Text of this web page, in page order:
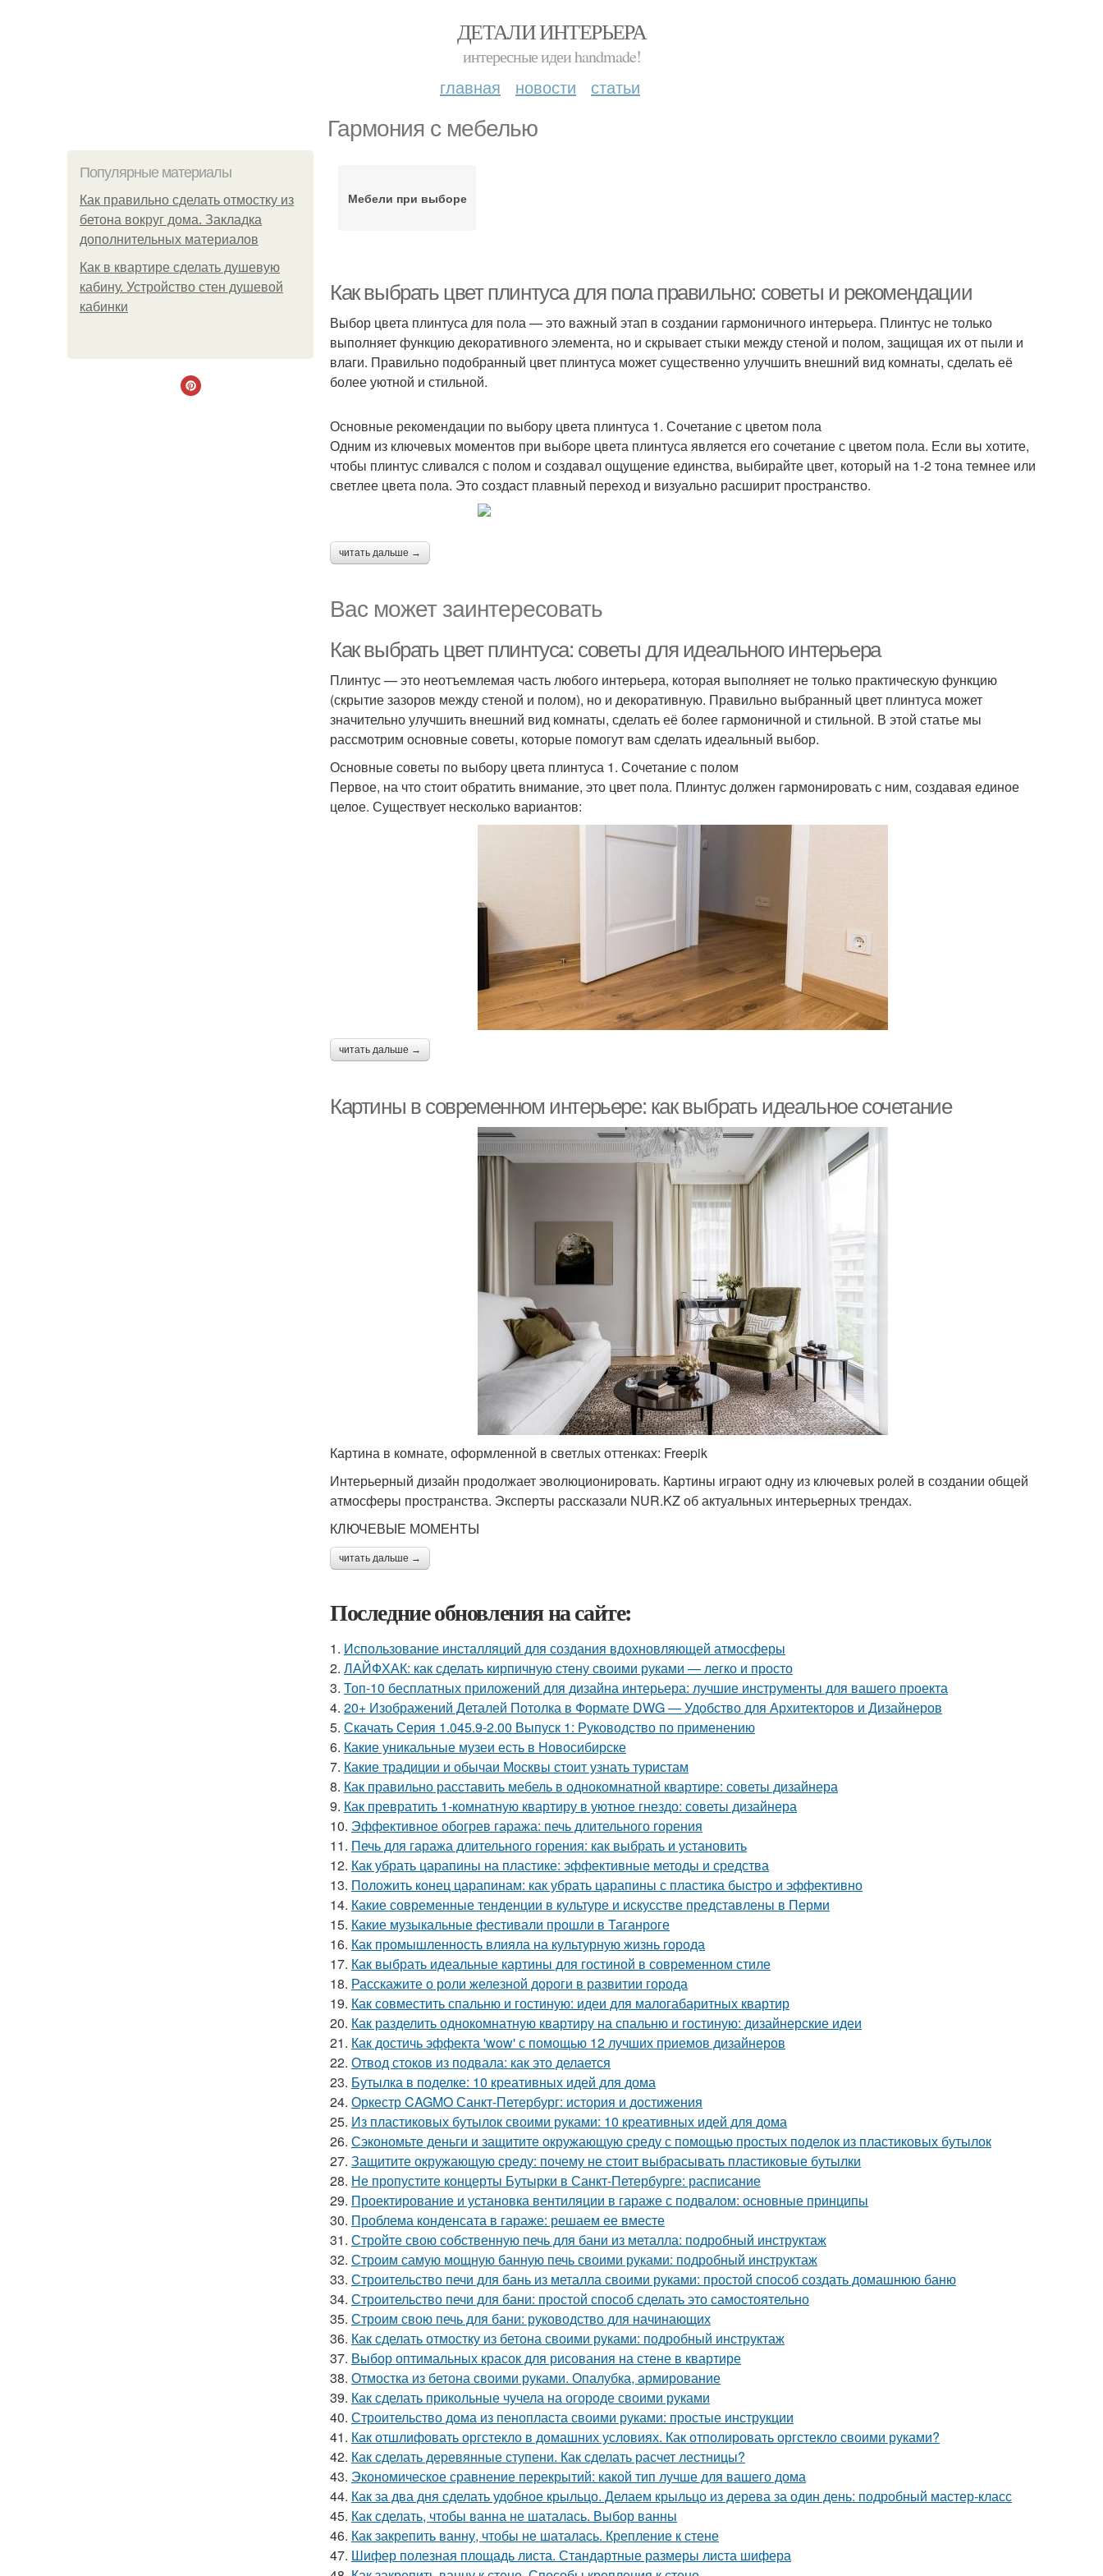
ДЕТАЛИ ИНТЕРЬЕРА
интересные идеи handmade!
главная новости статьи
Гармония с мебелью
Популярные материалы
Как правильно сделать отмостку из
бетона вокруг дома. Закладка
дополнительных материалов
Как в квартире сделать душевую
кабину. Устройство стен душевой
кабинки
Мебели при выборе
Как выбрать цвет плинтуса для пола правильно: советы и рекомендации
Выбор цвета плинтуса для пола — это важный этап в создании гармоничного интерьера. Плинтус не только
выполняет функцию декоративного элемента, но и скрывает стыки между стеной и полом, защищая их от пыли и
влаги. Правильно подобранный цвет плинтуса может существенно улучшить внешний вид комнаты, сделать её
более уютной и стильной.
Основные рекомендации по выбору цвета плинтуса 1. Сочетание с цветом пола
Одним из ключевых моментов при выборе цвета плинтуса является его сочетание с цветом пола. Если вы хотите,
чтобы плинтус сливался с полом и создавал ощущение единства, выбирайте цвет, который на 1-2 тона темнее или
светлее цвета пола. Это создаст плавный переход и визуально расширит пространство.
читать дальше →
Вас может заинтересовать
Как выбрать цвет плинтуса: советы для идеального интерьера
Плинтус — это неотъемлемая часть любого интерьера, которая выполняет не только практическую функцию
(скрытие зазоров между стеной и полом), но и декоративную. Правильно выбранный цвет плинтуса может
значительно улучшить внешний вид комнаты, сделать её более гармоничной и стильной. В этой статье мы
рассмотрим основные советы, которые помогут вам сделать идеальный выбор.
Основные советы по выбору цвета плинтуса 1. Сочетание с полом
Первое, на что стоит обратить внимание, это цвет пола. Плинтус должен гармонировать с ним, создавая единое
целое. Существует несколько вариантов:
читать дальше →
Картины в современном интерьере: как выбрать идеальное сочетание
Картина в комнате, оформленной в светлых оттенках: Freepik
Интерьерный дизайн продолжает эволюционировать. Картины играют одну из ключевых ролей в создании общей
атмосферы пространства. Эксперты рассказали NUR.KZ об актуальных интерьерных трендах.
КЛЮЧЕВЫЕ МОМЕНТЫ
читать дальше →
Последние обновления на сайте:
1. Использование инсталляций для создания вдохновляющей атмосферы
2. ЛАЙФХАК: как сделать кирпичную стену своими руками — легко и просто
3. Топ-10 бесплатных приложений для дизайна интерьера: лучшие инструменты для вашего проекта
4. 20+ Изображений Деталей Потолка в Формате DWG — Удобство для Архитекторов и Дизайнеров
5. Скачать Серия 1.045.9-2.00 Выпуск 1: Руководство по применению
6. Какие уникальные музеи есть в Новосибирске
7. Какие традиции и обычаи Москвы стоит узнать туристам
8. Как правильно расставить мебель в однокомнатной квартире: советы дизайнера
9. Как превратить 1-комнатную квартиру в уютное гнездо: советы дизайнера
10. Эффективное обогрев гаража: печь длительного горения
11. Печь для гаража длительного горения: как выбрать и установить
12. Как убрать царапины на пластике: эффективные методы и средства
13. Положить конец царапинам: как убрать царапины с пластика быстро и эффективно
14. Какие современные тенденции в культуре и искусстве представлены в Перми
15. Какие музыкальные фестивали прошли в Таганроге
16. Как промышленность влияла на культурную жизнь города
17. Как выбрать идеальные картины для гостиной в современном стиле
18. Расскажите о роли железной дороги в развитии города
19. Как совместить спальню и гостиную: идеи для малогабаритных квартир
20. Как разделить однокомнатную квартиру на спальню и гостиную: дизайнерские идеи
21. Как достичь эффекта 'wow' с помощью 12 лучших приемов дизайнеров
22. Отвод стоков из подвала: как это делается
23. Бутылка в поделке: 10 креативных идей для дома
24. Оркестр CAGMO Санкт-Петербург: история и достижения
25. Из пластиковых бутылок своими руками: 10 креативных идей для дома
26. Сэкономьте деньги и защитите окружающую среду с помощью простых поделок из пластиковых бутылок
27. Защитите окружающую среду: почему не стоит выбрасывать пластиковые бутылки
28. Не пропустите концерты Бутырки в Санкт-Петербурге: расписание
29. Проектирование и установка вентиляции в гараже с подвалом: основные принципы
30. Проблема конденсата в гараже: решаем ее вместе
31. Стройте свою собственную печь для бани из металла: подробный инструктаж
32. Строим самую мощную банную печь своими руками: подробный инструктаж
33. Строительство печи для бань из металла своими руками: простой способ создать домашнюю баню
34. Строительство печи для бани: простой способ сделать это самостоятельно
35. Строим свою печь для бани: руководство для начинающих
36. Как сделать отмостку из бетона своими руками: подробный инструктаж
37. Выбор оптимальных красок для рисования на стене в квартире
38. Отмостка из бетона своими руками. Опалубка, армирование
39. Как сделать прикольные чучела на огороде своими руками
40. Строительство дома из пенопласта своими руками: простые инструкции
41. Как отшлифовать оргстекло в домашних условиях. Как отполировать оргстекло своими руками?
42. Как сделать деревянные ступени. Как сделать расчет лестницы?
43. Экономическое сравнение перекрытий: какой тип лучше для вашего дома
44. Как за два дня сделать удобное крыльцо. Делаем крыльцо из дерева за один день: подробный мастер-класс
45. Как сделать, чтобы ванна не шаталась. Выбор ванны
46. Как закрепить ванну, чтобы не шаталась. Крепление к стене
47. Шифер полезная площадь листа. Стандартные размеры листа шифера